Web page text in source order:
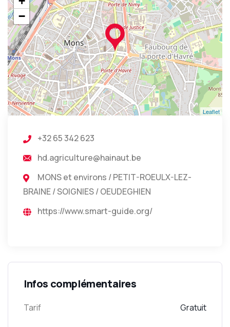
−
Leaflet
+32 65 342 623
hd.agriculture@hainaut.be
MONS et environs / PETIT-ROEULX-LEZ-
BRAINE / SOIGNIES / OEUDEGHIEN
https://www.smart-guide.org/
Infos complémentaires
Tarif Gratuit